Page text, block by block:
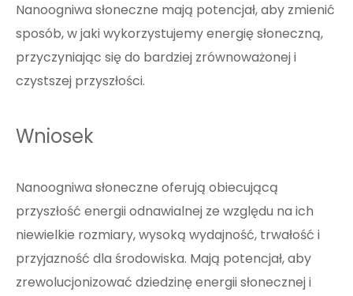
Nanoogniwa słoneczne mają potencjał, aby zmienić
sposób, w jaki wykorzystujemy energię słoneczną,
przyczyniając się do bardziej zrównoważonej i
czystszej przyszłości.
Wniosek
Nanoogniwa słoneczne oferują obiecującą
przyszłość energii odnawialnej ze względu na ich
niewielkie rozmiary, wysoką wydajność, trwałość i
przyjazność dla środowiska. Mają potencjał, aby
zrewolucjonizować dziedzinę energii słonecznej i